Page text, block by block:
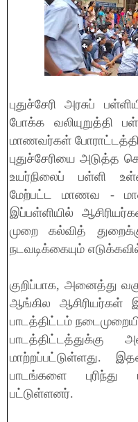
புதுச்சேரி அரசுப்
போக்க வலியுறுத்தி
மாணவர்கள்
புதுச்சேரியை அடுத்த
உயர்நிலைப் பள்ளி
மேற்பட்ட மாணவ -
இப்பள்ளியில்
முறை கல்வித்
நடவடிக்கையும்
குறிப்பாக, அனைத்து
ஆங்கில
பாடத்திட்டம்
பாடத்திட்டத்துக்கு
மாற்றப்பட்டுள்ளது.
பாடங்களை புரிந்து
பட்டுள்ளனர்.